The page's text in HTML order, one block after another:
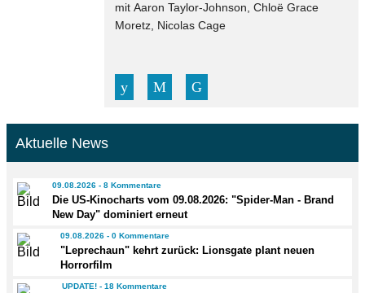
mit Aaron Taylor-Johnson, Chloë Grace
Moretz, Nicolas Cage
Aktuelle News
09.08.2026 - 8 Kommentare
Die US-Kinocharts vom 09.08.2026: "Spider-Man - Brand
New Day" dominiert erneut
09.08.2026 - 0 Kommentare
"Leprechaun" kehrt zurück: Lionsgate plant neuen
Horrorfilm
UPDATE! - 18 Kommentare